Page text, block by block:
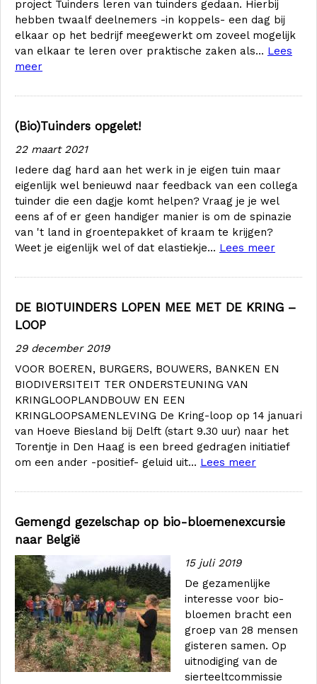
project Tuinders leren van tuinders gedaan. Hierbij
hebben twaalf deelnemers -in koppels- een dag bij
elkaar op het bedrijf meegewerkt om zoveel mogelijk
van elkaar te leren over praktische zaken als... Lees
meer
(Bio)Tuinders opgelet!
22 maart 2021
Iedere dag hard aan het werk in je eigen tuin maar
eigenlijk wel benieuwd naar feedback van een collega
tuinder die een dagje komt helpen? Vraag je je wel
eens af of er geen handiger manier is om de spinazie
van 't land in groentepakket of kraam te krijgen?
Weet je eigenlijk wel of dat elastiekje... Lees meer
DE BIOTUINDERS LOPEN MEE MET DE KRING –
LOOP
29 december 2019
VOOR BOEREN, BURGERS, BOUWERS, BANKEN EN
BIODIVERSITEIT TER ONDERSTEUNING VAN
KRINGLOOPLANDBOUW EN EEN
KRINGLOOPSAMENLEVING De Kring-loop op 14 januari
van Hoeve Biesland bij Delft (start 9.30 uur) naar het
Torentje in Den Haag is een breed gedragen initiatief
om een ander -positief- geluid uit... Lees meer
Gemengd gezelschap op bio-bloemenexcursie
naar België
15 juli 2019
De gezamenlijke
interesse voor bio-
bloemen bracht een
groep van 28 mensen
gisteren samen. Op
uitnodiging van de
sierteeltcommissie